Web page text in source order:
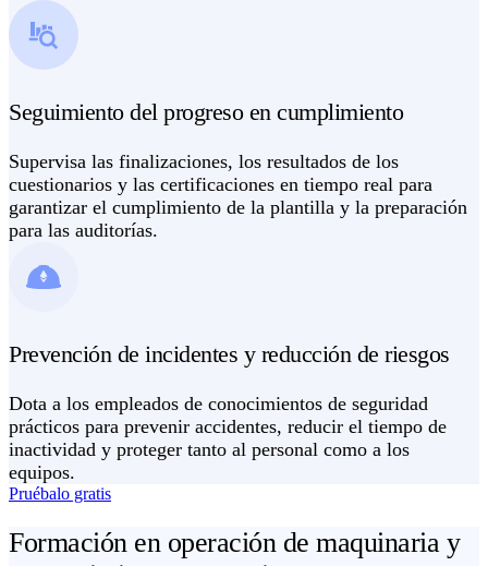
Seguimiento del progreso en cumplimiento
Supervisa las finalizaciones, los resultados de los
cuestionarios y las certificaciones en tiempo real para
garantizar el cumplimiento de la plantilla y la preparación
para las auditorías.
Prevención de incidentes y reducción de riesgos
Dota a los empleados de conocimientos de seguridad
prácticos para prevenir accidentes, reducir el tiempo de
inactividad y proteger tanto al personal como a los
equipos.
Pruébalo gratis
Formación en operación de maquinaria y